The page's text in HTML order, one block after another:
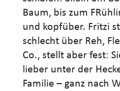
Baum, bis zum
und kopfüber. Fritzi
schlecht über Reh,
Co., stellt aber fest:
lieber unter der
Familie – ganz nach